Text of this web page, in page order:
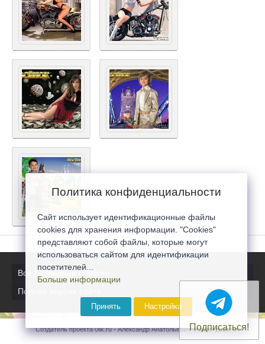
Все последние новости
Полная версия сайта
Создатель проекта 0lik.ru - Александр Анатольевич © 2007-2026
Подписаться!
Политика конфиденциальности
Сайт использует идентификационные файлы
cookies для хранения информации. "Cookies"
представляют собой файлы, которые могут
использоваться сайтом для идентификации
посетителей...
Больше информации
Принять Настройка